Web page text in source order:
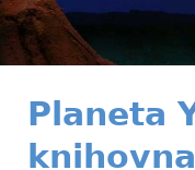
Planeta